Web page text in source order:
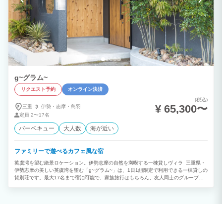
g~グラム~
リクエスト予約 オンライン決済
三重 伊勢・ 志摩・ 鳥羽
定員 2〜17名
(税込)
¥ 65,300〜
バーベキュー 大人数 海が近い
ファミリーで遊べるカフェ風な宿
英虞湾を望む絶景ロケーション。伊勢志摩の自然を満喫する一棟貸しヴィラ 三重県・
伊勢志摩の美しい英虞湾を望む「g~グラム~」は、1日1組限定で利用できる一棟貸しの
貸別荘です。最大17名まで宿泊可能で、家族旅行はもちろん、友人同士のグループ旅